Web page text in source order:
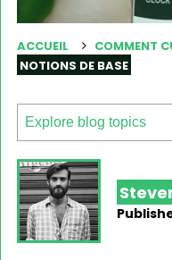
ACCUEIL
COMMENT
NOTIONS DE BASE